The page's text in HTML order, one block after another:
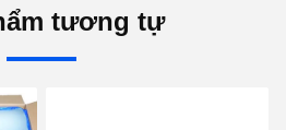
tương tự